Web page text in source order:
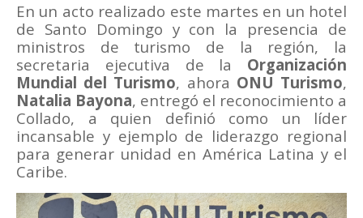
En un acto realizado este martes en un hotel
de Santo Domingo y con la presencia de
ministros de turismo de la región, la
secretaria ejecutiva de la Organización
Mundial del Turismo, ahora ONU Turismo,
Natalia Bayona, entregó el reconocimiento a
Collado, a quien definió como un líder
incansable y ejemplo de liderazgo regional
para generar unidad en América Latina y el
Caribe.